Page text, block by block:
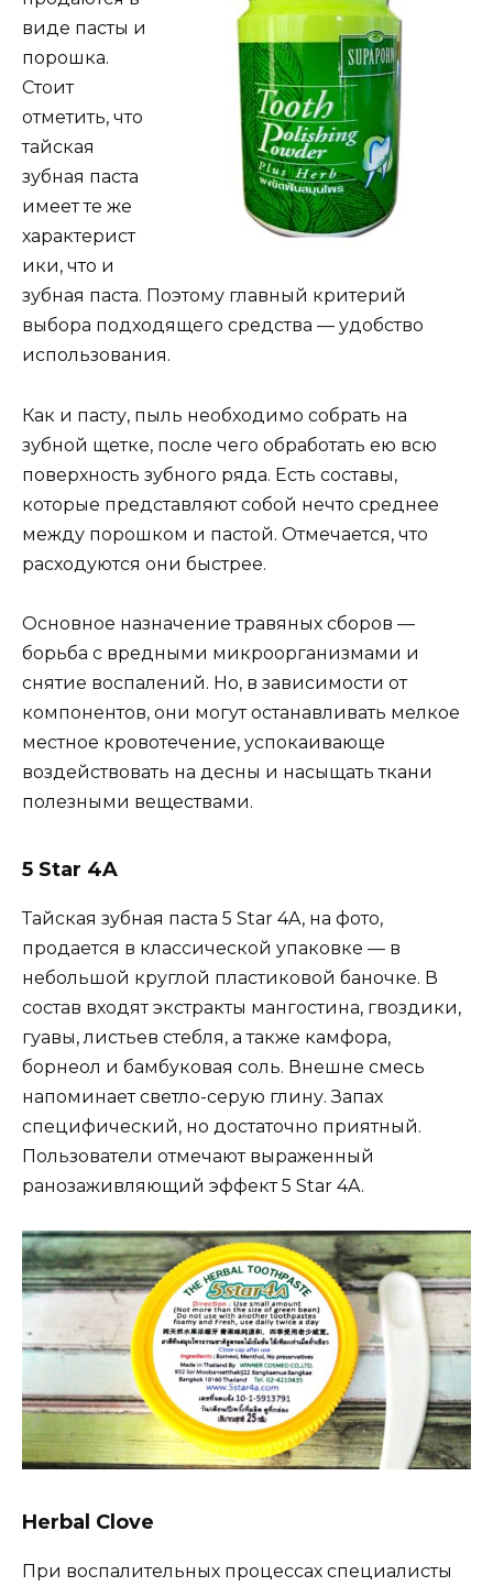
виде пасты и
порошка.
Стоит
отметить, что
тайская
зубная паста
имеет те же
характерист
ики, что и
зубная паста. Поэтому главный критерий
выбора подходящего средства — удобство
использования.
Как и пасту, пыль необходимо собрать на
зубной щетке, после чего обработать ею всю
поверхность зубного ряда. Есть составы,
которые представляют собой нечто среднее
между порошком и пастой. Отмечается, что
расходуются они быстрее.
Основное назначение травяных сборов —
борьба с вредными микроорганизмами и
снятие воспалений. Но, в зависимости от
компонентов, они могут останавливать мелкое
местное кровотечение, успокаивающе
воздействовать на десны и насыщать ткани
полезными веществами.
5 Star 4A
Тайская зубная паста 5 Star 4A, на фото,
продается в классической упаковке — в
небольшой круглой пластиковой баночке. В
состав входят экстракты мангостина, гвоздики,
гуавы, листьев стебля, а также камфора,
борнеол и бамбуковая соль. Внешне смесь
напоминает светло-серую глину. Запах
специфический, но достаточно приятный.
Пользователи отмечают выраженный
ранозаживляющий эффект 5 Star 4A.
Herbal Clove
При воспалительных процессах специалисты